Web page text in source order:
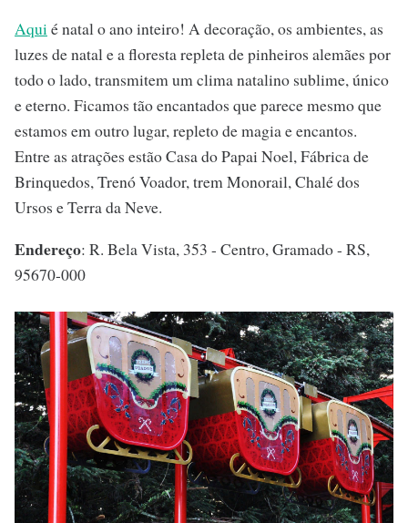
Aquié natal o ano inteiro! A decoração, os ambientes, as
luzes de natal e a floresta repleta de pinheiros alemães por
todo o lado, transmitem um clima natalino sublime, único
e eterno. Ficamos tão encantados que parece mesmo que
estamos em outro lugar, repleto de magia e encantos.
Entre as atrações estão Casa do Papai Noel, Fábrica de
Brinquedos, Trenó Voador, trem Monorail, Chalé dos
Ursos e Terra da Neve.
Endereço: R. Bela Vista, 353 - Centro, Gramado - RS,
95670-000